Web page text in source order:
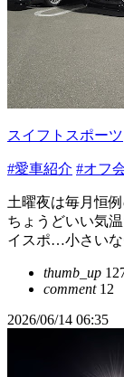
スイフトスポーツ
#愛車紹介 #オフ
土曜夜は毎月恒
ちょうどいい気
イスポ…小さい
thumb_up
comment12
2026/06/14 06:35